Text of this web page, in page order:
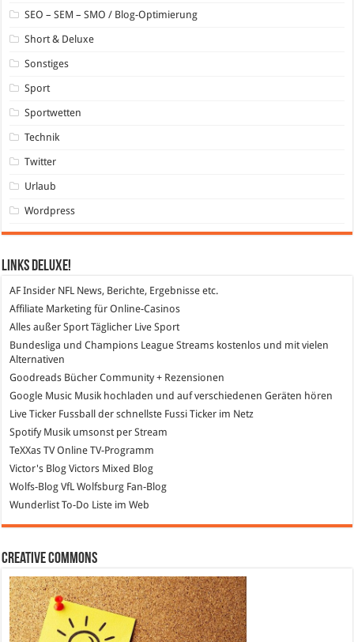
SEO – SEM – SMO / Blog-Optimierung
Short & Deluxe
Sonstiges
Sport
Sportwetten
Technik
Twitter
Urlaub
Wordpress
Links DeLuXe!
AF Insider NFL News, Berichte, Ergebnisse etc.
Affiliate Marketing für Online-Casinos
Alles außer SportTäglicher Live Sport
Bundesliga und Champions League Streams kostenlos und mit vielen
Alternativen
Goodreads Bücher Community + Rezensionen
Google Music Musik hochladen und auf verschiedenen Geräten hören
Live Ticker Fussball
der schnellste Fussi Ticker im Netz
SpotifyMusik umsonst per Stream
TeXXas TVOnline TV-Programm
Victor's Blog Victors Mixed Blog
Wolfs-Blog VfL Wolfsburg Fan-Blog
WunderlistTo-Do Liste im Web
Creative Commons